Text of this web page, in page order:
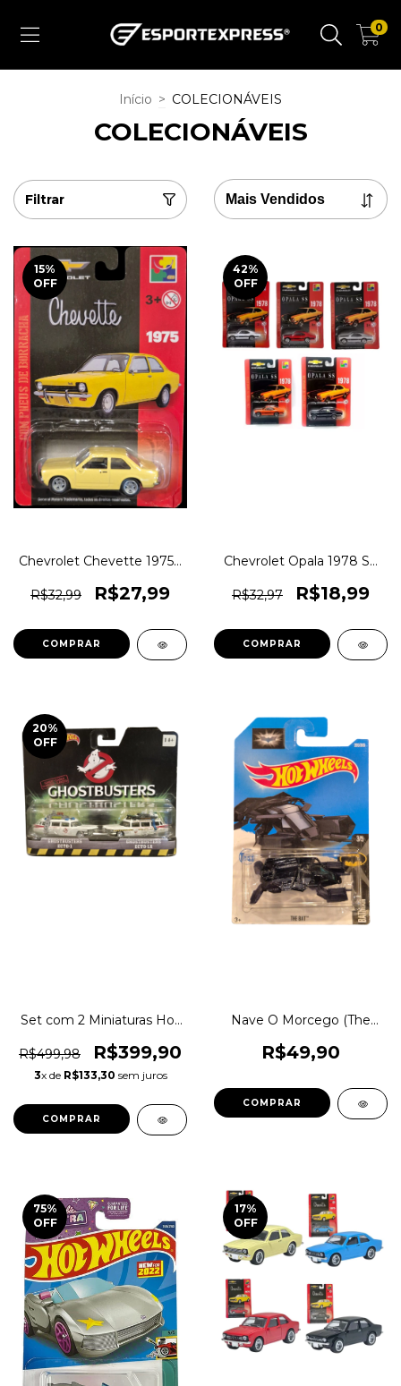
0
Início > COLECIONÁVEIS
COLECIONÁVEIS
Filtrar
15%
OFF
Chevrolet Chevette 1975 -
Riders (pneus de borracha)
- Oficial Licenciado
1magnus
R$32,99 R$27,99
COMPRAR
42%
OFF
Chevrolet Opala 1978 SS
1magnus
R$32,97 R$18,99
COMPRAR
20%
OFF
Set com 2 Miniaturas Hot
e Ecto-1 em Metal Pneus
de Borracha dos filmes
Ghostbusters 1 e 2 (Caça-
DVG08
R$499,98 R$399,90
3x de R$133,30 sem juros
Nave O Morcego (The
Trevas - Hot Wheels 1:64
Venda Unitária 1magnus
R$49,90
COMPRAR
75%
OFF
17%
OFF